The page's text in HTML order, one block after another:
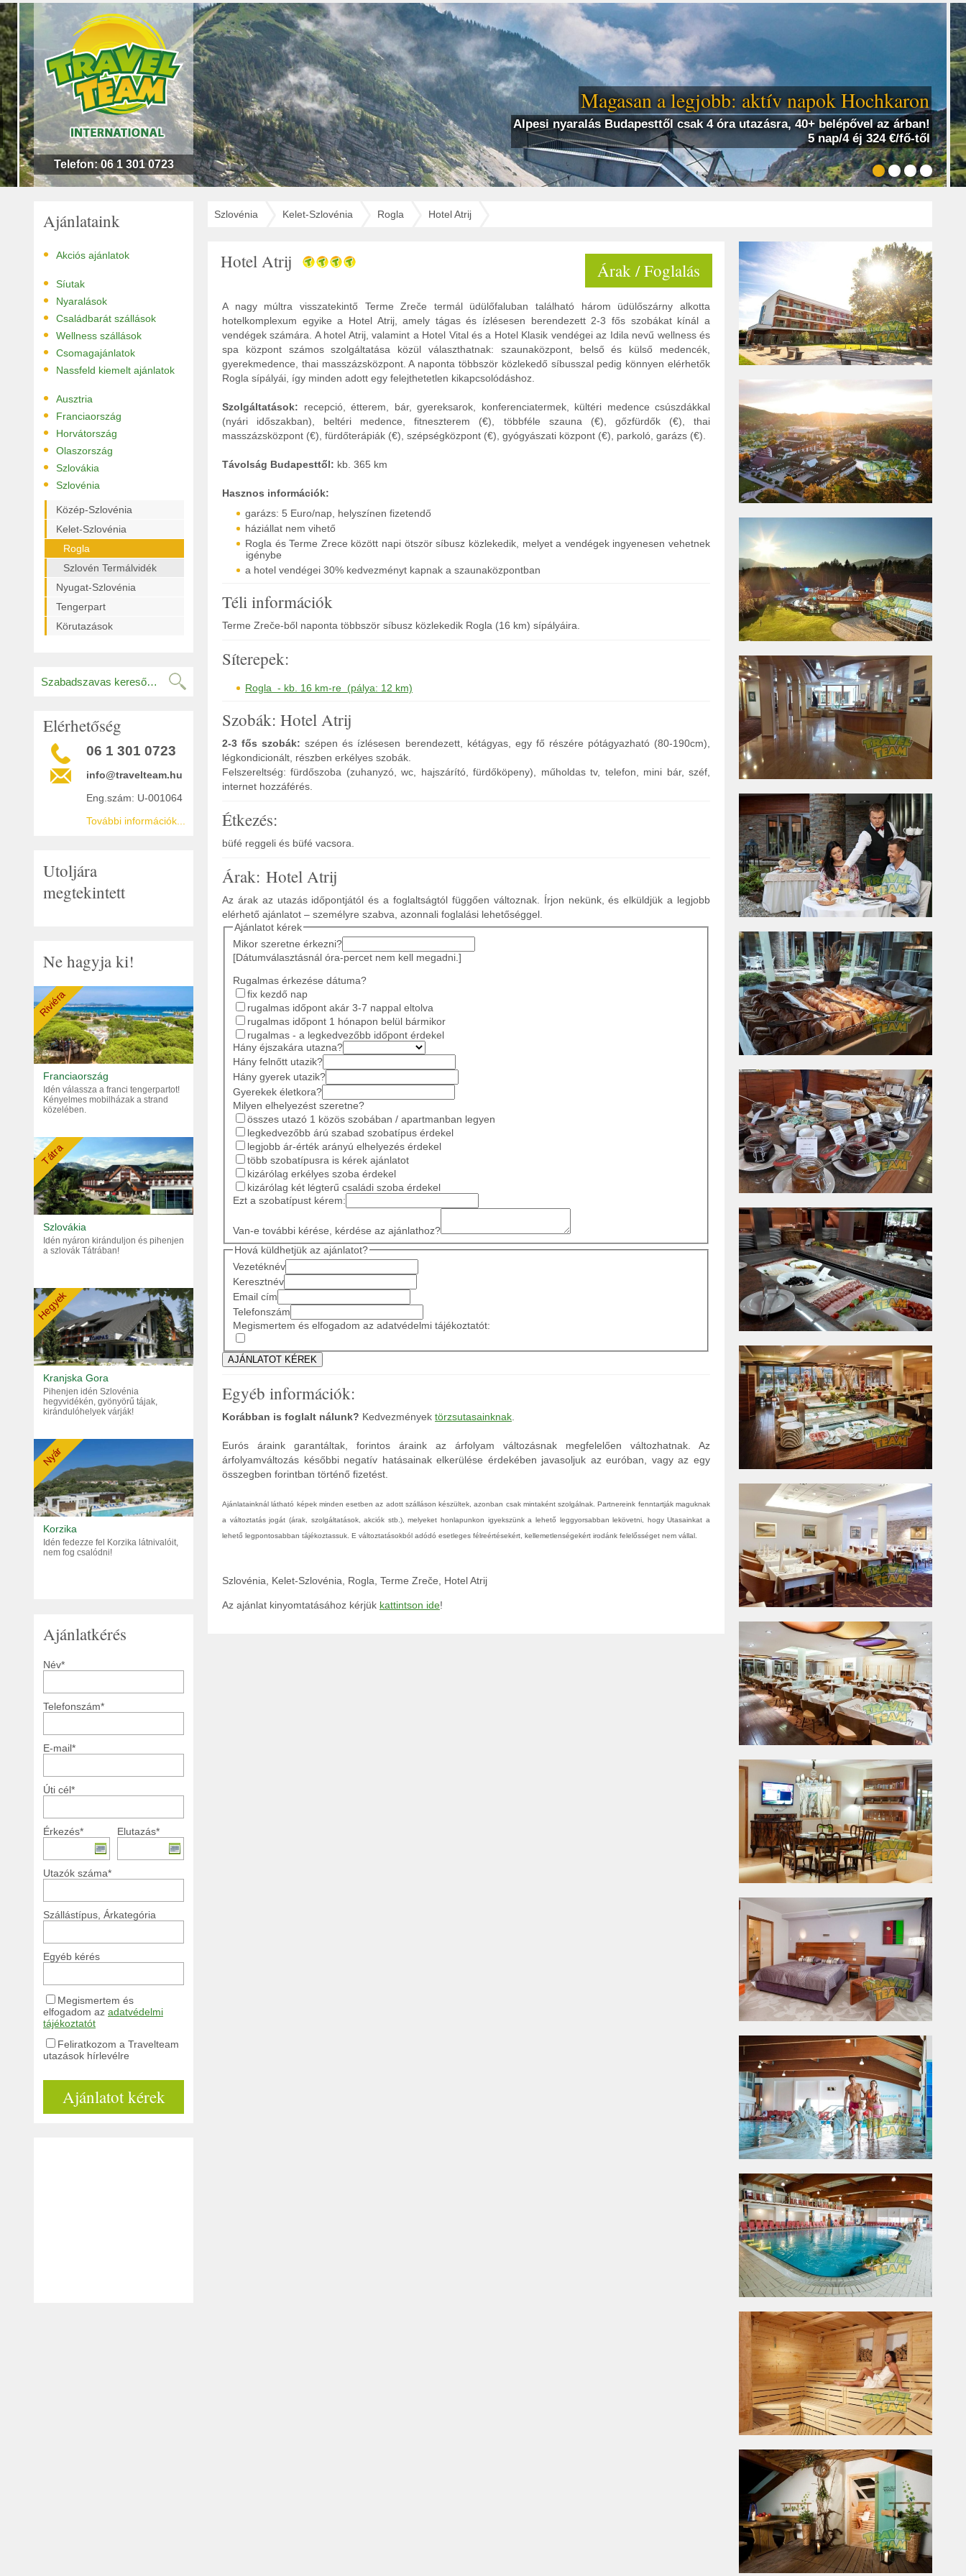
Magasan a legjobb: aktív napok Hochkaron
Alpesi nyaralás Budapesttől csak 4 óra utazásra, 40+ belépővel az árban!
5 nap/4 éj 324 €/fő-től
Telefon: 06 1 301 0723
Ajánlataink
• Akciós ajánlatok
• Síutak
• Nyaralások
• Családbarát szállások
• Wellness szállások
• Csomagajánlatok
• Nassfeld kiemelt ajánlatok
• Ausztria
• Franciaország
• Horvátország
• Olaszország
• Szlovákia
• Szlovénia
Közép-Szlovénia
Kelet-Szlovénia
Rogla
Szlovén Termálvidék
Nyugat-Szlovénia
Tengerpart
Körutazások
Elérhetőség
06 1 301 0723
info@travelteam.hu
Eng.szám: U-001064
További információk...
Utoljára
megtekintett
Ne hagyja ki!
Riviéra
Franciaország
Idén válassza a franci tengerpartot!
Kényelmes mobilházak a strand
közelében.
Tátra
Szlovákia
Idén nyáron kiránduljon és pihenjen
a szlovák Tátrában!
Hegyek
Kranjska Gora
Pihenjen idén Szlovénia
hegyvidékén, gyönyörű tájak,
kirándulóhelyek várják!
Nyár
Korzika
Idén fedezze fel Korzika látnivalóit,
nem fog csalódni!
Ajánlatkérés
Név*
Telefonszám*
E-mail*
Úti cél*
Érkezés* Elutazás*
Utazók száma*
Szállástípus, Árkategória
Egyéb kérés
Megismertem és
elfogadom az adatvédelmi
tájékoztatót
Feliratkozom a Travelteam
utazások hírlevélre
Ajánlatot kérek
Szlovénia Kelet-Szlovénia Rogla Hotel Atrij
Hotel Atrij Árak / Foglalás
A nagy múltra visszatekintő Terme Zre če termál üdülőfaluban található három üdülőszárny alkotta
hotelkomplexum egyike a Hotel Atrij, amely tágas és ízlésesen berendezett 2-3 fős szobákat kínál a
vendégek számára. A hotel Atrij, valamint a Hotel Vital és a Hotel Klasik vendégei az Idila nevű wellness és
spa központ számos szolgáltatása közül választhatnak: szaunaközpont, belső és külső medencék,
gyerekmedence, thai masszázsközpont. A naponta többször közlekedő síbusszal pedig könnyen elérhetők
Rogla sípályái, így minden adott egy felejthetetlen kikapcsolódáshoz.
Szolgáltatások: recepció, étterem, bár, gyereksarok, konferenciatermek, kültéri medence csúszdákkal
(nyári időszakban), beltéri medence, fitneszterem (€), többféle szauna (€), gőzfürdők (€), thai
masszázsközpont (€), fürdőterápiák (€), szépségközpont (€), gyógyászati központ (€), parkoló, garázs (€).
Távolság Budapesttől: kb. 365 km
Hasznos információk:
garázs: 5 Euro/nap, helyszínen fizetendő
háziállat nem vihető
Rogla és Terme Zrece között napi ötször síbusz közlekedik, melyet a vendégek ingyenesen vehetnek
igénybe
a hotel vendégei 30% kedvezményt kapnak a szaunaközpontban
Téli információk
Terme Zreče-ből naponta többször síbusz közlekedik Rogla (16 km) sípályáira.
Síterepek:
Rogla - kb. 16 km-re (pálya: 12 km)
Szobák: Hotel Atrij
2-3 fős szobák: szépen és ízlésesen berendezett, kétágyas, egy fő részére pótágyazható (80-190cm),
légkondicionált, részben erkélyes szobák.
Felszereltség: fürdőszoba (zuhanyzó, wc, hajszárító, fürdőköpeny), műholdas tv, telefon, mini bár, széf,
internet hozzáférés.
Étkezés:
büfé reggeli és büfé vacsora.
Árak: Hotel Atrij
Az árak az utazás időpontjától és a foglaltságtól függően változnak. Írjon nekünk, és elküldjük a legjobb
elérhető ajánlatot – személyre szabva, azonnali foglalási lehetőséggel.
Ajánlatot kérek
Mikor szeretne érkezni?
[Dátumválasztásnál óra-percet nem kell megadni.]
Rugalmas érkezése dátuma?
fix kezdő nap
rugalmas időpont akár 3-7 nappal eltolva
rugalmas időpont 1 hónapon belül bármikor
rugalmas - a legkedvezőbb időpont érdekel
Hány éjszakára utazna?
Hány felnőtt utazik?
Hány gyerek utazik?
Gyerekek életkora?
Milyen elhelyezést szeretne?
összes utazó 1 közös szobában / apartmanban legyen
legkedvezőbb árú szabad szobatípus érdekel
legjobb ár-érték arányú elhelyezés érdekel
több szobatípusra is kérek ajánlatot
kizárólag erkélyes szoba érdekel
kizárólag két légterű családi szoba érdekel
Ezt a szobatípust kérem:
Van-e további kérése, kérdése az ajánlathoz?
Hová küldhetjük az ajánlatot?
Vezetéknév
Keresztnév
Email cím
Telefonszám
Megismertem és elfogadom az adatvédelmi tájékoztatót:
Egyéb információk:
Korábban is foglalt nálunk? Kedvezmények törzsutasainknak.
Eurós áraink garantáltak, forintos áraink az árfolyam változásnak megfelelően változhatnak. Az
árfolyamváltozás későbbi negatív hatásainak elkerülése érdekében javasoljuk az euróban, vagy az egy
összegben forintban történő fizetést.
Ajánlatainknál látható képek minden esetben az adott szálláson készültek, azonban csak mintaként szolgálnak. Partnereink fenntartják maguknak
a változtatás jogát (árak, szolgáltatások, akciók stb.), melyeket honlapunkon igyekszünk a lehető leggyorsabban lekövetni, hogy Utasainkat a
lehető legpontosabban tájékoztassuk. E változtatásokból adódó esetleges félreértésekért, kellemetlenségekért irodánk felelősséget nem vállal.
Szlovénia, Kelet-Szlovénia, Rogla, Terme Zreče, Hotel Atrij
Az ajánlat kinyomtatásához kérjük kattintson ide!